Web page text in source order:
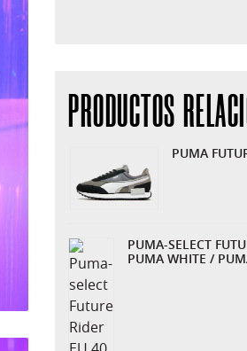
PRODUCTOS
PUMA
PUMA-SELECT
PUMA WHITE /